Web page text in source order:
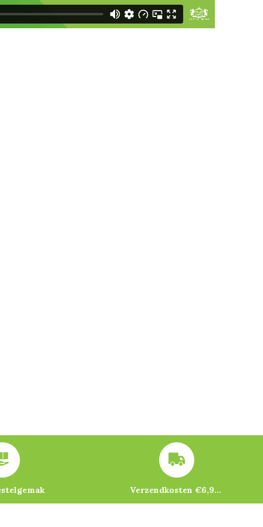
Verzendkosten €6,95 – gratis bij je eerste bestelling vanaf €200